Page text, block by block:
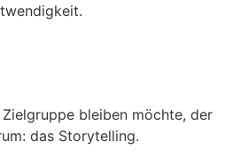
bleiben möchte, der
das Storytelling.